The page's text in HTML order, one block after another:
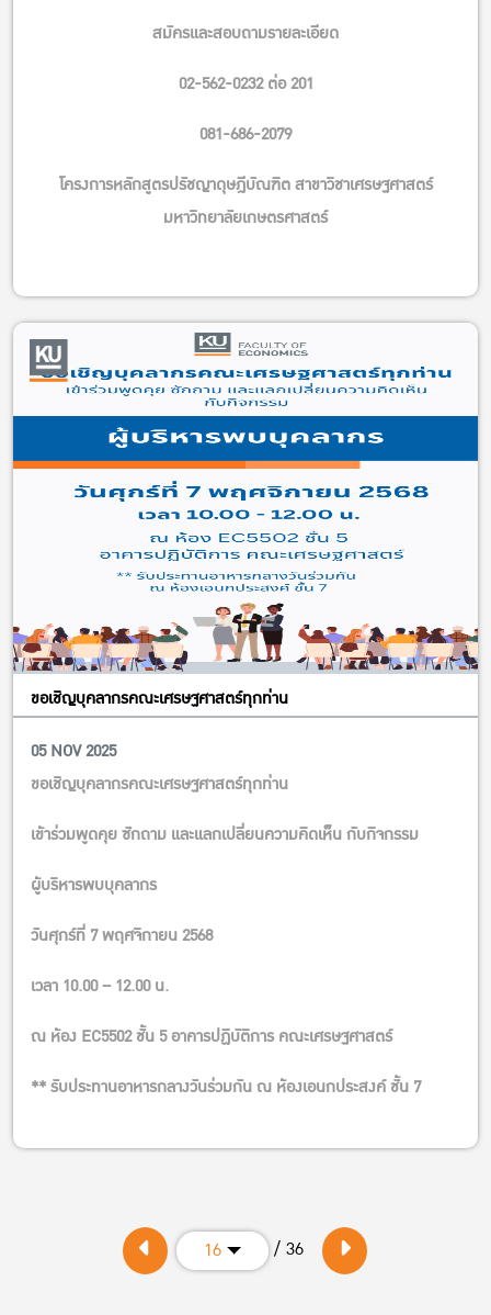
สมัครและสอบถามรายละเอียด
02-562-0232 ต่อ 201
081-686-2079
โครงการหลักสูตรปรัชญาดุษฎีบัณฑิต สาขาวิชาเศรษฐศาสตร์
มหาวิทยาลัยเกษตรศาสตร์
ขอเชิญบุคลากรคณะเศรษฐศาสตร์ทุกท่าน
05 NOV 2025
ขอเชิญบุคลากรคณะเศรษฐศาสตร์ทุกท่าน
เข้าร่วมพูดคุย ซักถาม และแลกเปลี่ยนความคิดเห็น กับกิจกรรม
ผู้บริหารพบบุคลากร
วันศุกร์ที่ 7 พฤศจิกายน 2568
เวลา 10.00 – 12.00 น.
ณ ห้อง EC5502 ชั้น 5 อาคารปฏิบัติการ คณะเศรษฐศาสตร์
** รับประทานอาหารกลางวันร่วมกัน ณ ห้องเอนกประสงค์ ชั้น 7
16 / 36